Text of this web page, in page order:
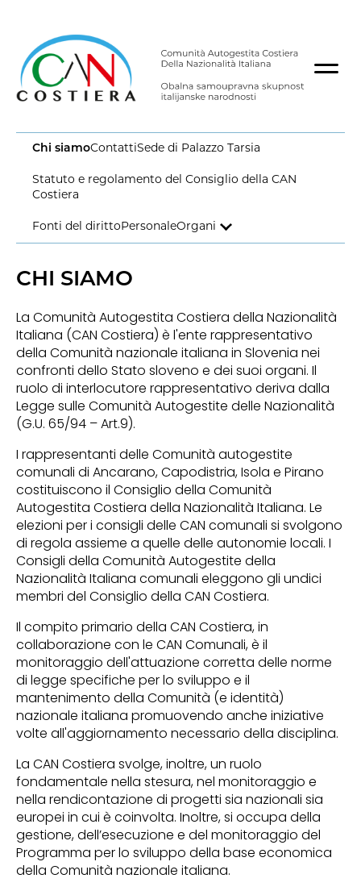
Chi siamoContattiSede di Palazzo Tarsia
Statuto e regolamento del Consiglio della CAN
Costiera
Fonti del dirittoPersonaleOrgani
CHI SIAMO
La Comunità Autogestita Costiera della Nazionalità
Italiana (CAN Costiera) è l'ente rappresentativo
della Comunità nazionale italiana in Slovenia nei
confronti dello Stato sloveno e dei suoi organi. Il
ruolo di interlocutore rappresentativo deriva dalla
Legge sulle Comunità Autogestite delle Nazionalità
(G.U. 65/94 – Art.9).
I rappresentanti delle Comunità autogestite
comunali di Ancarano, Capodistria, Isola e Pirano
costituiscono il Consiglio della Comunità
Autogestita Costiera della Nazionalità Italiana. Le
elezioni per i consigli delle CAN comunali si svolgono
di regola assieme a quelle delle autonomie locali. I
Consigli della Comunità Autogestite della
Nazionalità Italiana comunali eleggono gli undici
membri del Consiglio della CAN Costiera.
Il compito primario della CAN Costiera, in
collaborazione con le CAN Comunali, è il
monitoraggio dell'attuazione corretta delle norme
di legge specifiche per lo sviluppo e il
mantenimento della Comunità (e identità)
nazionale italiana promuovendo anche iniziative
volte all'aggiornamento necessario della disciplina.
La CAN Costiera svolge, inoltre, un ruolo
fondamentale nella stesura, nel monitoraggio e
nella rendicontazione di progetti sia nazionali sia
europei in cui è coinvolta. Inoltre, si occupa della
gestione, dell’esecuzione e del monitoraggio del
Programma per lo sviluppo della base economica
della Comunità nazionale italiana.